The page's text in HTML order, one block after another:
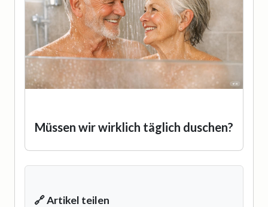
Müssen wir wirklich täglich duschen?
🔗 Artikel teilen